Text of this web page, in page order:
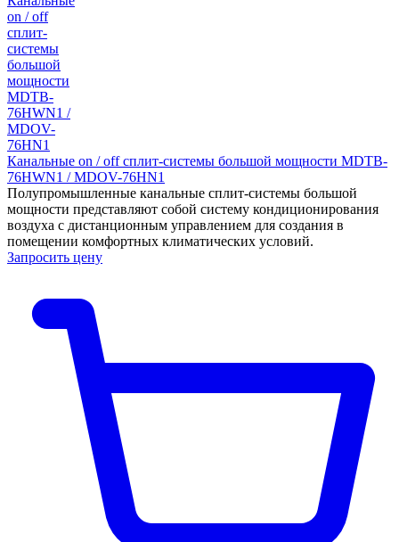
Канальные on / off сплит-системы большой мощности MDTB-
76HWN1 / MDOV-76HN1
Полупромышленные канальные сплит-системы большой
мощности представляют собой систему кондиционирования
воздуха с дистанционным управлением для создания в
помещении комфортных климатических условий.
Запросить цену